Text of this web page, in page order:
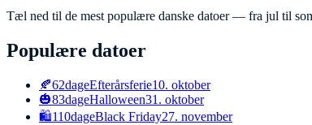
Tæl ned til de mest populære danske datoer — fra jul til
Populære datoer
🍂62dageEfterårsferie10. oktober
🎃83dageHalloween31. oktober
🛍️110dageBlack Friday27. november